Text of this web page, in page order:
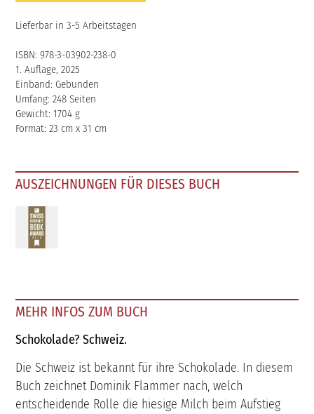
Lieferbar in 3-5 Arbeitstagen
ISBN: 978-3-03902-238-0
1. Auflage, 2025
Einband: Gebunden
Umfang: 248 Seiten
Gewicht: 1704 g
Format: 23 cm x 31 cm
AUSZEICHNUNGEN FÜR DIESES BUCH
MEHR INFOS ZUM BUCH
Schokolade? Schweiz.
Die Schweiz ist bekannt für ihre Schokolade. In diesem
Buch zeichnet Dominik Flammer nach, welch
entscheidende Rolle die hiesige Milch beim Aufstieg